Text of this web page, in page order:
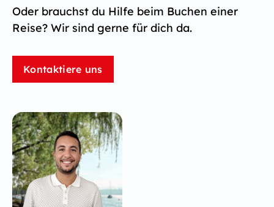
Oder brauchst du Hilfe beim Buchen einer
Reise? Wir sind gerne für dich da.
Kontaktiere uns